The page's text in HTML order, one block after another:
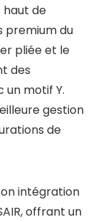
haut de
premium du
pliée et le
des
un motif Y.
gestion
de
intégration
offrant un